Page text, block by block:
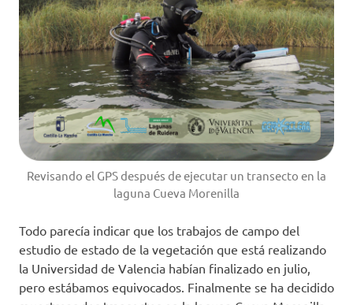
Revisando el GPS después de ejecutar un transecto en la
laguna Cueva Morenilla
Todo parecía indicar que los trabajos de campo del
estudio de estado de la vegetación que está realizando
la Universidad de Valencia habían finalizado en julio,
pero estábamos equivocados. Finalmente se ha decidido